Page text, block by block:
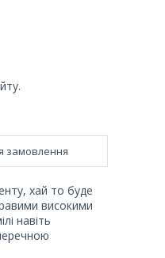
замовлення
хай то буде
високими
навіть